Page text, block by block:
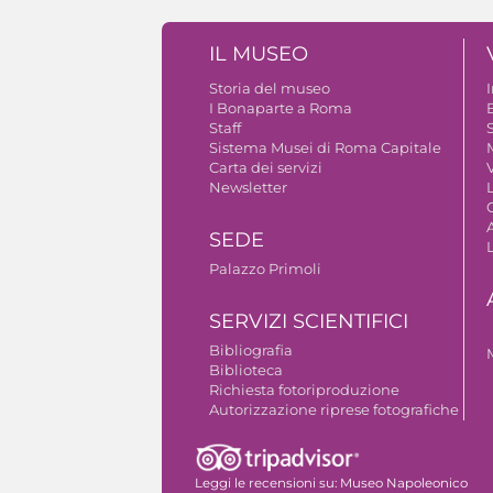
IL MUSEO
Storia del museo
I Bonaparte a Roma
Staff
Sistema Musei di Roma Capitale
Carta dei servizi
Newsletter
SEDE
Palazzo Primoli
SERVIZI SCIENTIFICI
Bibliografia
Biblioteca
Richiesta fotoriproduzione
Autorizzazione riprese fotografiche
Leggi le recensioni su: Museo Napoleonico